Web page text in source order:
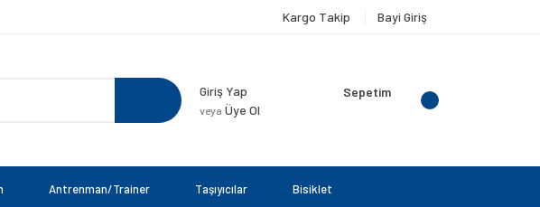
Kargo Takip Bayi Giriş
Giriş Yap
veya Üye Ol
Sepetim
Antrenman/Trainer Taşıyıcılar Bisiklet